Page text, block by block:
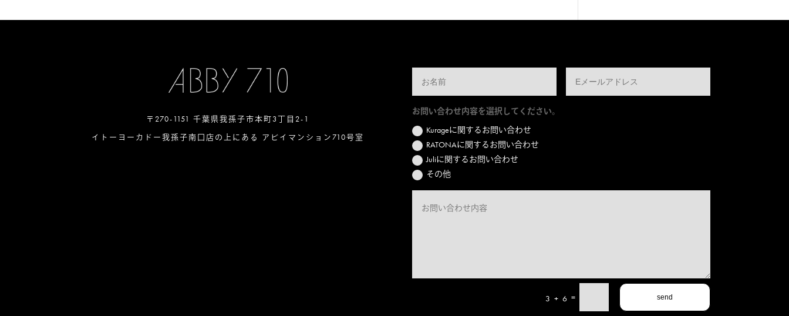
〒270-1151 千葉県我孫子市本町3丁目2-1
イトーヨーカドー我孫子南口店の上にある アビイマンション710号室
お問い合わせ内容を選択してください。
Kurageに関するお問い合わせ
RATONAに関するお問い合わせ
Juliに関するお問い合わせ
その他
3 + 6 = send